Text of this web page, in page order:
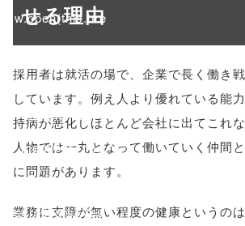
w.open(this.hre
f, 'Gwindow',
'width=550,
height=450,
menubar=no,
toolbar=no,
scrollbars=yes'
せる理由
採用者は就活の場で、企業で長く働き
しています。例え人より優れている能
持病が悪化しほとんど会社に出てこれ
人物では一丸となって働いていく仲間
に問題があります。
業務に支障が無い程度の健康というの